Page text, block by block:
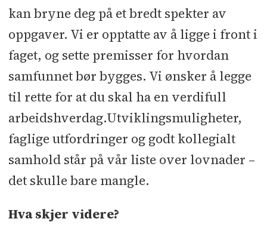
kan bryne deg på et bredt spekter av
oppgaver. Vi er opptatte av å ligge i front i
faget, og sette premisser for hvordan
samfunnet bør bygges. Vi ønsker å legge
til rette for at du skal ha en verdifull
arbeidshverdag.Utviklingsmuligheter,
faglige utfordringer og godt kollegialt
samhold står på vår liste over lovnader –
det skulle bare mangle.
Hva skjer videre?